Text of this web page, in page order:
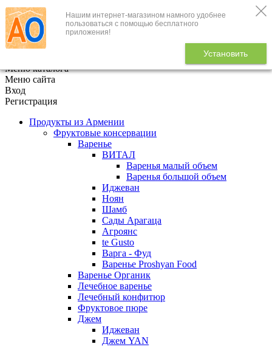
Нашим интернет-магазином намного удобнее
пользоваться с помощью бесплатного
приложения!
Установить
+7 (495) 646-888-1
В корзине
Меню каталога
Меню сайта
Вход
Регистрация
Продукты из Армении
Фруктовые консервации
Варенье
ВИТАЛ
Варенья малый объем
Варенья большой объем
Иджеван
Ноян
Шамб
Сады Арагаца
Агроянс
te Gusto
Варга - Фуд
Варенье Proshyan Food
Варенье Органик
Лечебное варенье
Лечебный конфитюр
Фруктовое пюре
Джем
Иджеван
Джем YAN